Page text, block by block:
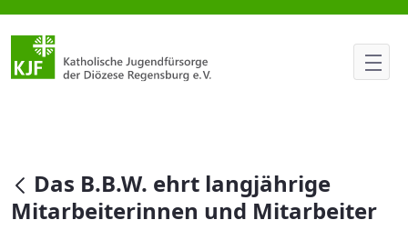
Das B.B.W. ehrt langjährige
null
Das B.B.W. ehrt langjährige
Mitarbeiterinnen und Mitarbeiter